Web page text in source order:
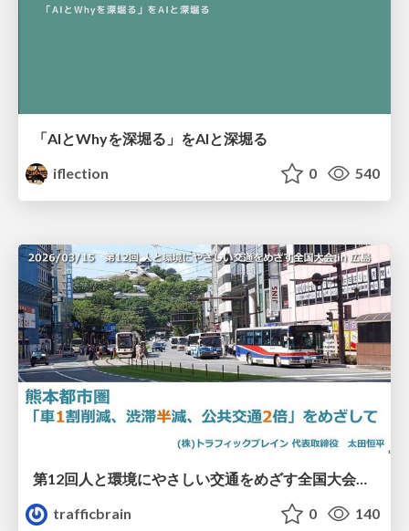
「AIとWhyを深堀る」をAIと深堀る
iflection
0 540
trafficbrain
0 140